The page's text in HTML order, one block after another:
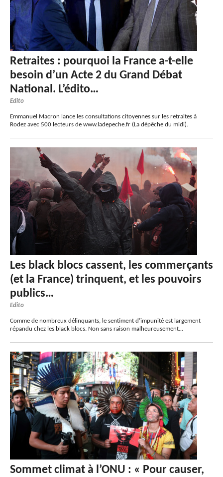
Retraites : pourquoi la France a-t-elle
besoin d’un Acte 2 du Grand Débat
National. L’édito…
Edito
Emmanuel Macron lance les consultations citoyennes sur les retraites à
Rodez avec 500 lecteurs de www.ladepeche.fr (La dépêche du midi).
Les black blocs cassent, les commerçants
(et la France) trinquent, et les pouvoirs
publics…
Edito
Comme de nombreux délinquants, le sentiment d’impunité est largement
répandu chez les black blocs. Non sans raison malheureusement…
Sommet climat à l’ONU : « Pour causer,